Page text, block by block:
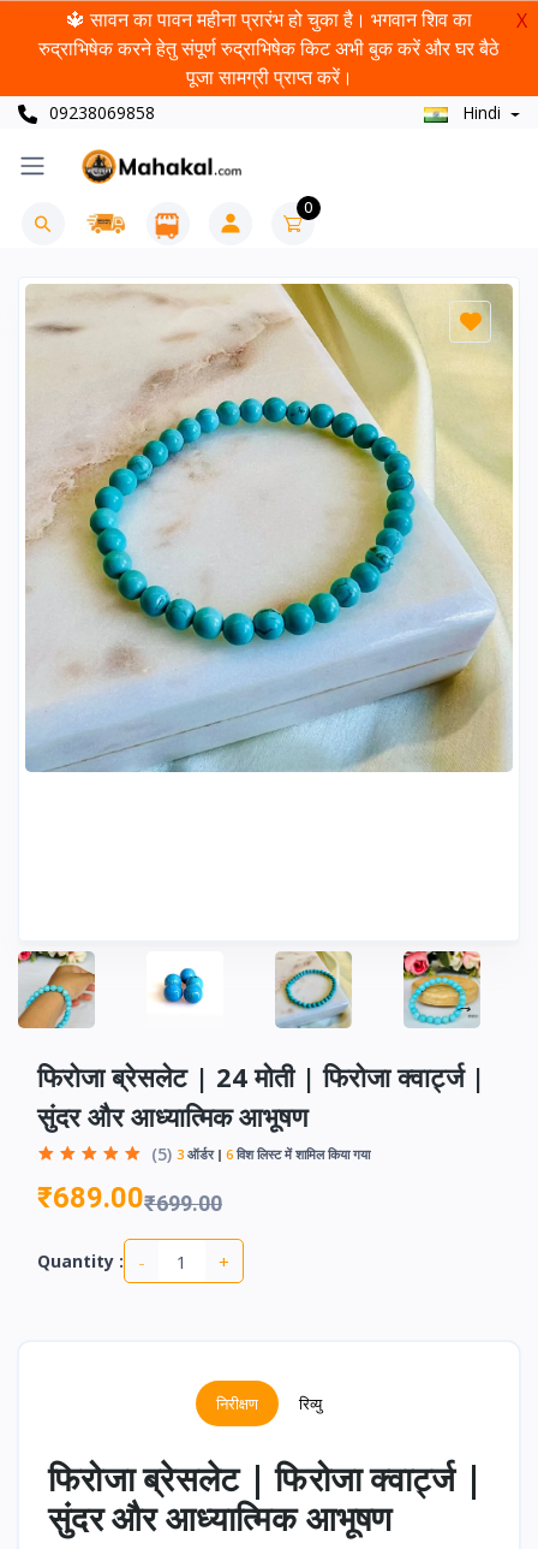
🔱 सावन का पावन महीना प्रारंभ हो चुका है। भगवान शिव का
रुद्राभिषेक करने हेतु संपूर्ण रुद्राभिषेक किट अभी बुक करें और घर बैठे
पूजा सामग्री प्राप्त करें।
X
09238069858 Hindi
0
फिरोजा ब्रेसलेट | 24 मोती | फिरोजा क्वार्ट्ज |
सुंदर और आध्यात्मिक आभूषण
(5) 3 ऑर्डर 6 विश लिस्ट में शामिल किया गया
₹689.00₹699.00
Quantity : - +
निरीक्षण रिव्यु
फिरोजा ब्रेसलेट | फिरोजा क्वार्ट्ज |
सुंदर और आध्यात्मिक आभूषण